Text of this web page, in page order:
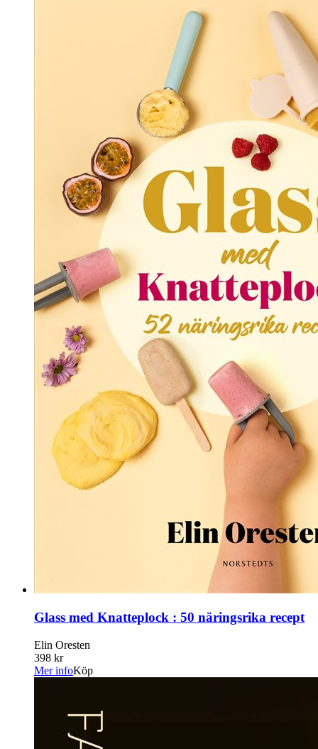
Glass med Knatteplock : 50 näringsrika recept
Elin Oresten
398 kr
Mer infoKöp